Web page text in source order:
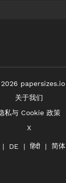
2026 papersizes.io
关于我们
私与 Cookie 政策
X
DE हिंदी 简体